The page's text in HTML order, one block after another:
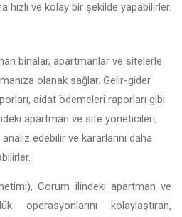
hızlı ve kolay bir şekilde yapabilirler.
binalar, apartmanlar ve sitelerle
olanak sağlar. Gelir-gider
aidat ödemeleri raporları gibi
apartman ve site yöneticileri,
edebilir ve kararlarını daha
Corum ilindeki apartman ve
operasyonlarını kolaylaştıran,